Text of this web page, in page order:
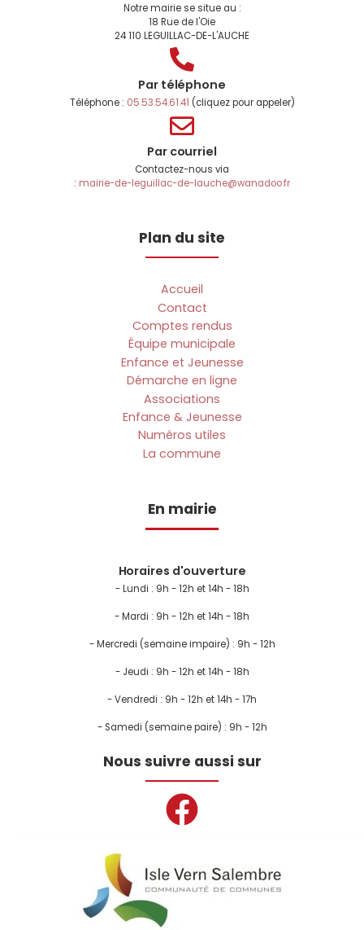
Notre mairie se situe au :
18 Rue de l'Oie
24 110 LEGUILLAC-DE-L'AUCHE
Par téléphone
Téléphone : 05.53.54.61.41 (cliquez pour appeler)
Par courriel
Contactez-nous via
: mairie-de-leguillac-de-lauche@wanadoo.fr
Plan du site
Accueil
Contact
Comptes rendus
Équipe municipale
Enfance et Jeunesse
Démarche en ligne
Associations
Enfance & Jeunesse
Numéros utiles
La commune
En mairie
Horaires d'ouverture
- Lundi : 9h - 12h et 14h - 18h
- Mardi : 9h - 12h et 14h - 18h
- Mercredi (semaine impaire) : 9h - 12h
- Jeudi : 9h - 12h et 14h - 18h
- Vendredi : 9h - 12h et 14h - 17h
- Samedi (semaine paire) : 9h - 12h
Nous suivre aussi sur